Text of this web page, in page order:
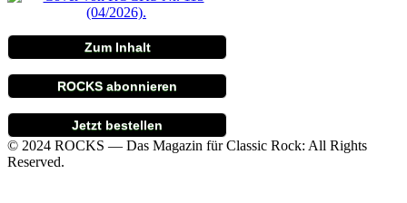
Zum Inhalt
ROCKS abonnieren
Jetzt bestellen
© 2024 ROCKS — Das Magazin für Classic Rock: All Rights
Reserved.